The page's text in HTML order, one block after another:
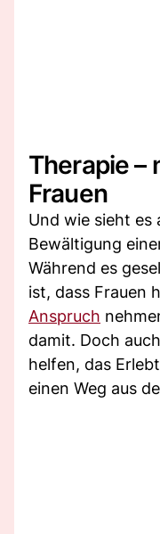
Therapie –
Frauen
Und wie sieht es
Bewältigung
Während es
ist, dass Frauen
Anspruch
damit. Doch
helfen, das
einen Weg aus